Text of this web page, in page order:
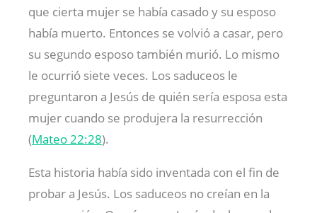
que cierta mujer se había casado y su esposo
había muerto. Entonces se volvió a casar, pero
su segundo esposo también murió. Lo mismo
le ocurrió siete veces. Los saduceos le
preguntaron a Jesús de quién sería esposa esta
mujer cuando se produjera la resurrección
(Mateo 22:28).
Esta historia había sido inventada con el fin de
probar a Jesús. Los saduceos no creían en la